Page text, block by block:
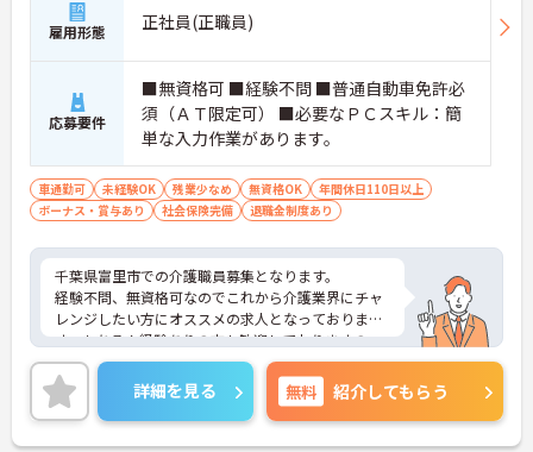
雇用形態 正社員(正職員)
応募要件
■無資格可 ■経験不問 ■普通自動車免許必
須（ＡＴ限定可） ■必要なＰＣスキル：簡
単な入力作業があります。
車通勤可 未経験OK 残業少なめ 無資格OK
年間休日110日以上
ボーナス・賞与あり
社会保険完備 退職金制度あり
千葉県富里市での介護職員募集となります。
経験不問、無資格可なのでこれから介護業界にチャ
レンジしたい方にオススメの求人となっておりま
す。もちろん経験ありの方も歓迎しておりますの
で、ご興味のある方は面接のポイントをお伝えしま
すので、お気軽にお問い合わせください。
詳細を見る 無料 紹介してもらう